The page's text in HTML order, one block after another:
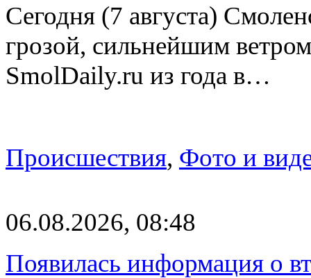
Сегодня (7 августа)
грозой, сильнейшим
SmolDaily.ru из года в…
Происшествия, Фото и
06.08.2026, 08:48
Появилась информация о